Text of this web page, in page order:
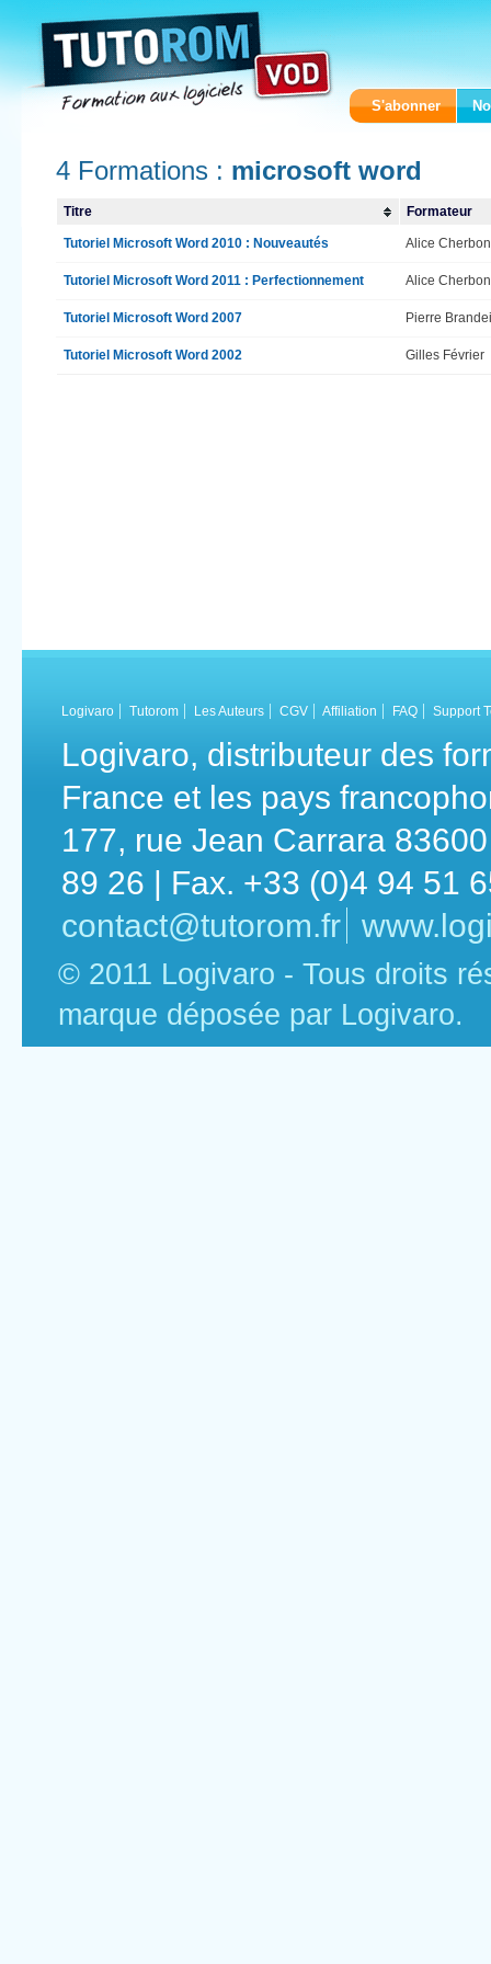
S'abonner
4 Formations : microsoft word
Titre Formateur
Tutoriel Microsoft Word 2010 : Nouveautés Alice
Tutoriel Microsoft Word 2011 : Perfectionnement Alice
Tutoriel Microsoft Word 2007 Pierre
Tutoriel Microsoft Word 2002 Gilles Février
Logivaro Tutorom Les Auteurs CGV Affiliation FAQ Support
Logivaro, distributeur des
France et les pays
177, rue Jean Carrara
89 26 | Fax. +33 (0)4 94 51
contact@tutorom.fr
© 2011 Logivaro - Tous droits
marque déposée par Logivaro.